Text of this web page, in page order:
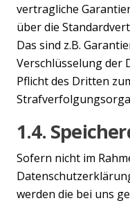
vertragliche
über die
Das sind z.B.
Verschlüsselung der
Pflicht des Dritten
1.4.
Sofern nicht im
werden die bei uns